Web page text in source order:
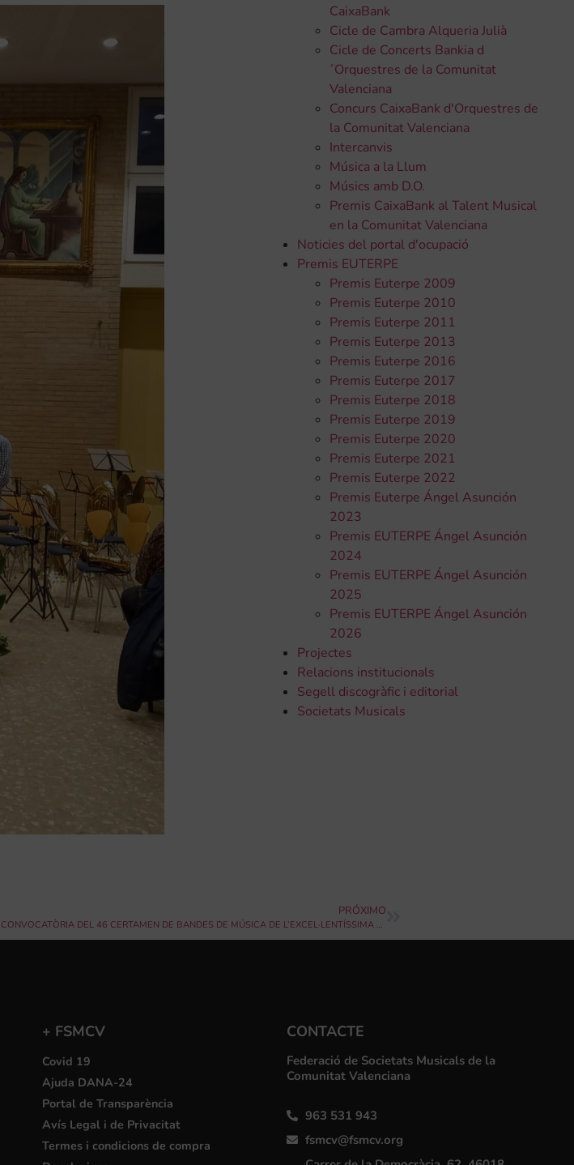
CaixaBank
Cicle de Cambra Alqueria Julià
Cicle de Concerts Bankia d
´Orquestres de la Comunitat
Valenciana
Concurs CaixaBank d'Orquestres de
la Comunitat Valenciana
Intercanvis
Música a la Llum
Músics amb D.O.
Premis CaixaBank al Talent Musical
en la Comunitat Valenciana
Noticies del portal d'ocupació
Premis EUTERPE
Premis Euterpe 2009
Premis Euterpe 2010
Premis Euterpe 2011
Premis Euterpe 2013
Premis Euterpe 2016
Premis Euterpe 2017
Premis Euterpe 2018
Premis Euterpe 2019
Premis Euterpe 2020
Premis Euterpe 2021
Premis Euterpe 2022
Premis Euterpe Ángel Asunción
2023
Premis EUTERPE Ángel Asunción
2024
Premis EUTERPE Ángel Asunción
2025
Premis EUTERPE Ángel Asunción
2026
Projectes
Relacions institucionals
Segell discogràfic i editorial
Societats Musicals
PRÓXIMO
OBERTA LA CONVOCATÒRIA DEL 46 CERTAMEN DE BANDES DE MÚSICA DE L’EXCEL·LENTÍSSIMA DIPUTACIÓ DE VALÈNCIA
+ FSMCV
Covid 19
Ajuda DANA-24
Portal de Transparència
Avís Legal i de Privacitat
Termes i condicions de compra
CONTACTE
Federació de Societats Musicals de la
Comunitat Valenciana
963 531 943
fsmcv@fsmcv.org